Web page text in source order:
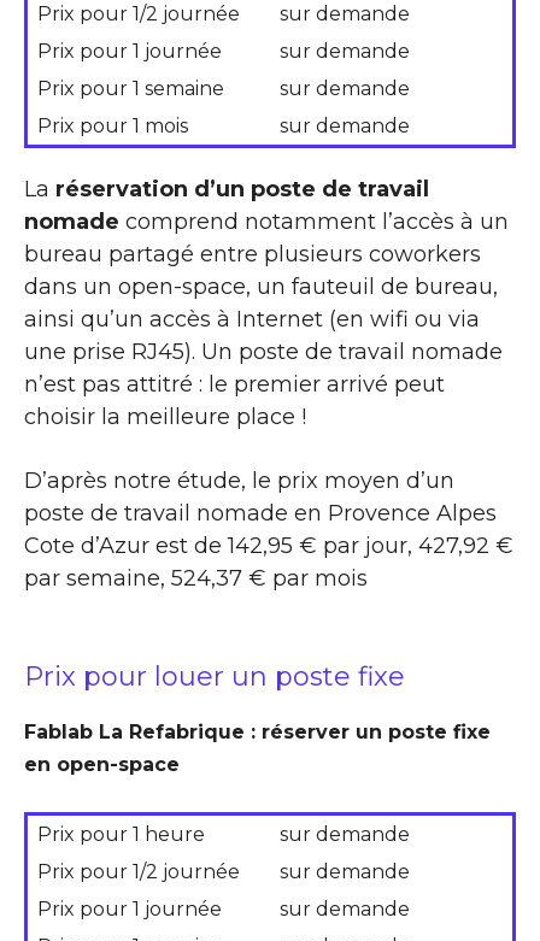
Prix pour 1/2 journée
sur demande
Prix pour 1 journée
sur demande
Prix pour 1 semaine
sur demande
Prix pour 1 mois
sur demande
La réservation d’un poste de travail
nomade comprend notamment l’accès à un
bureau partagé entre plusieurs coworkers
dans un open-space, un fauteuil de bureau,
ainsi qu’un accès à Internet (en wifi ou via
une prise RJ45). Un poste de travail nomade
n’est pas attitré : le premier arrivé peut
choisir la meilleure place !
D’après notre étude, le prix moyen d’un
poste de travail nomade en Provence Alpes
Cote d’Azur est de 142,95 € par jour, 427,92 €
par semaine, 524,37 € par mois
Prix pour louer un poste fixe
Fablab La Refabrique : réserver un poste fixe
en open-space
Prix pour 1 heure
sur demande
Prix pour 1/2 journée
sur demande
Prix pour 1 journée
sur demande